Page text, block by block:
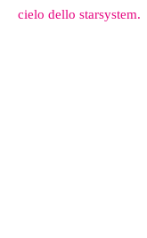
cielo dello starsystem.